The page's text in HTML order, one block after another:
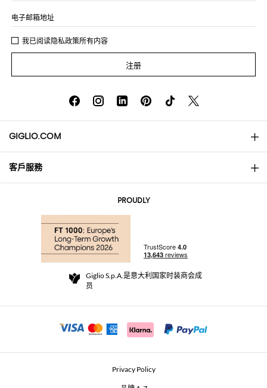
电子邮箱地址
我已阅读隐私政策所有内容
注册
GIGLIO.COM
About
Community Store
Beauty Seekers VIP Club
客戶服務
退货与退款
For a safe shopping experience
Security Communication
PROUDLY
Giglio S.p.A.是意大利国家时装商会成
员
Privacy Policy